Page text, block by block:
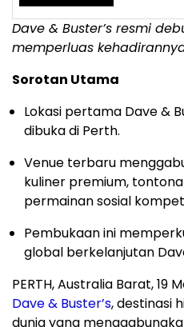
Dave & Buster’s resmi
memperluas
Sorotan Utama
Lokasi pertama Dave &
dibuka di Perth.
Venue terbaru
kuliner premium,
permainan sosial
Pembukaan ini
global berkelanjutan
PERTH, Australia Barat,19
Dave & Buster’s, destinasi
dunia yang